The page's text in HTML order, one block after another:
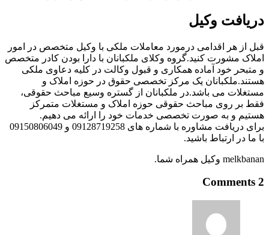
دریافت وکیل
قبل از هر اقدامی درمورد معاملات ملکی با وکیل متخصص در امور
املاک مشورت کنید.گروه وکلای ملکبانان با دارا بودن کادر متخصص
و متبحر خود آماده همکاری و قبول وکالت در کلیه دعاوی ملکی
هستند.ملکبانان یک مرکز تخصصی حقوق در حوزه املاک و
مستغلات می باشد.در ملکبانان از گستره وسیع مباحث حقوقی،
فقط بر روی مباحث حقوقی حوزه املاک و مستغلات متمرکز
هستیم و به صورت تخصصی خدمات خود را ارائه می دهیم.
برای دریافت مشاوره با شماره های 09128719258 و 09150806049
با ما در ارتباط باشید.
melkbanan وکیل همراه شما.
2 Comments